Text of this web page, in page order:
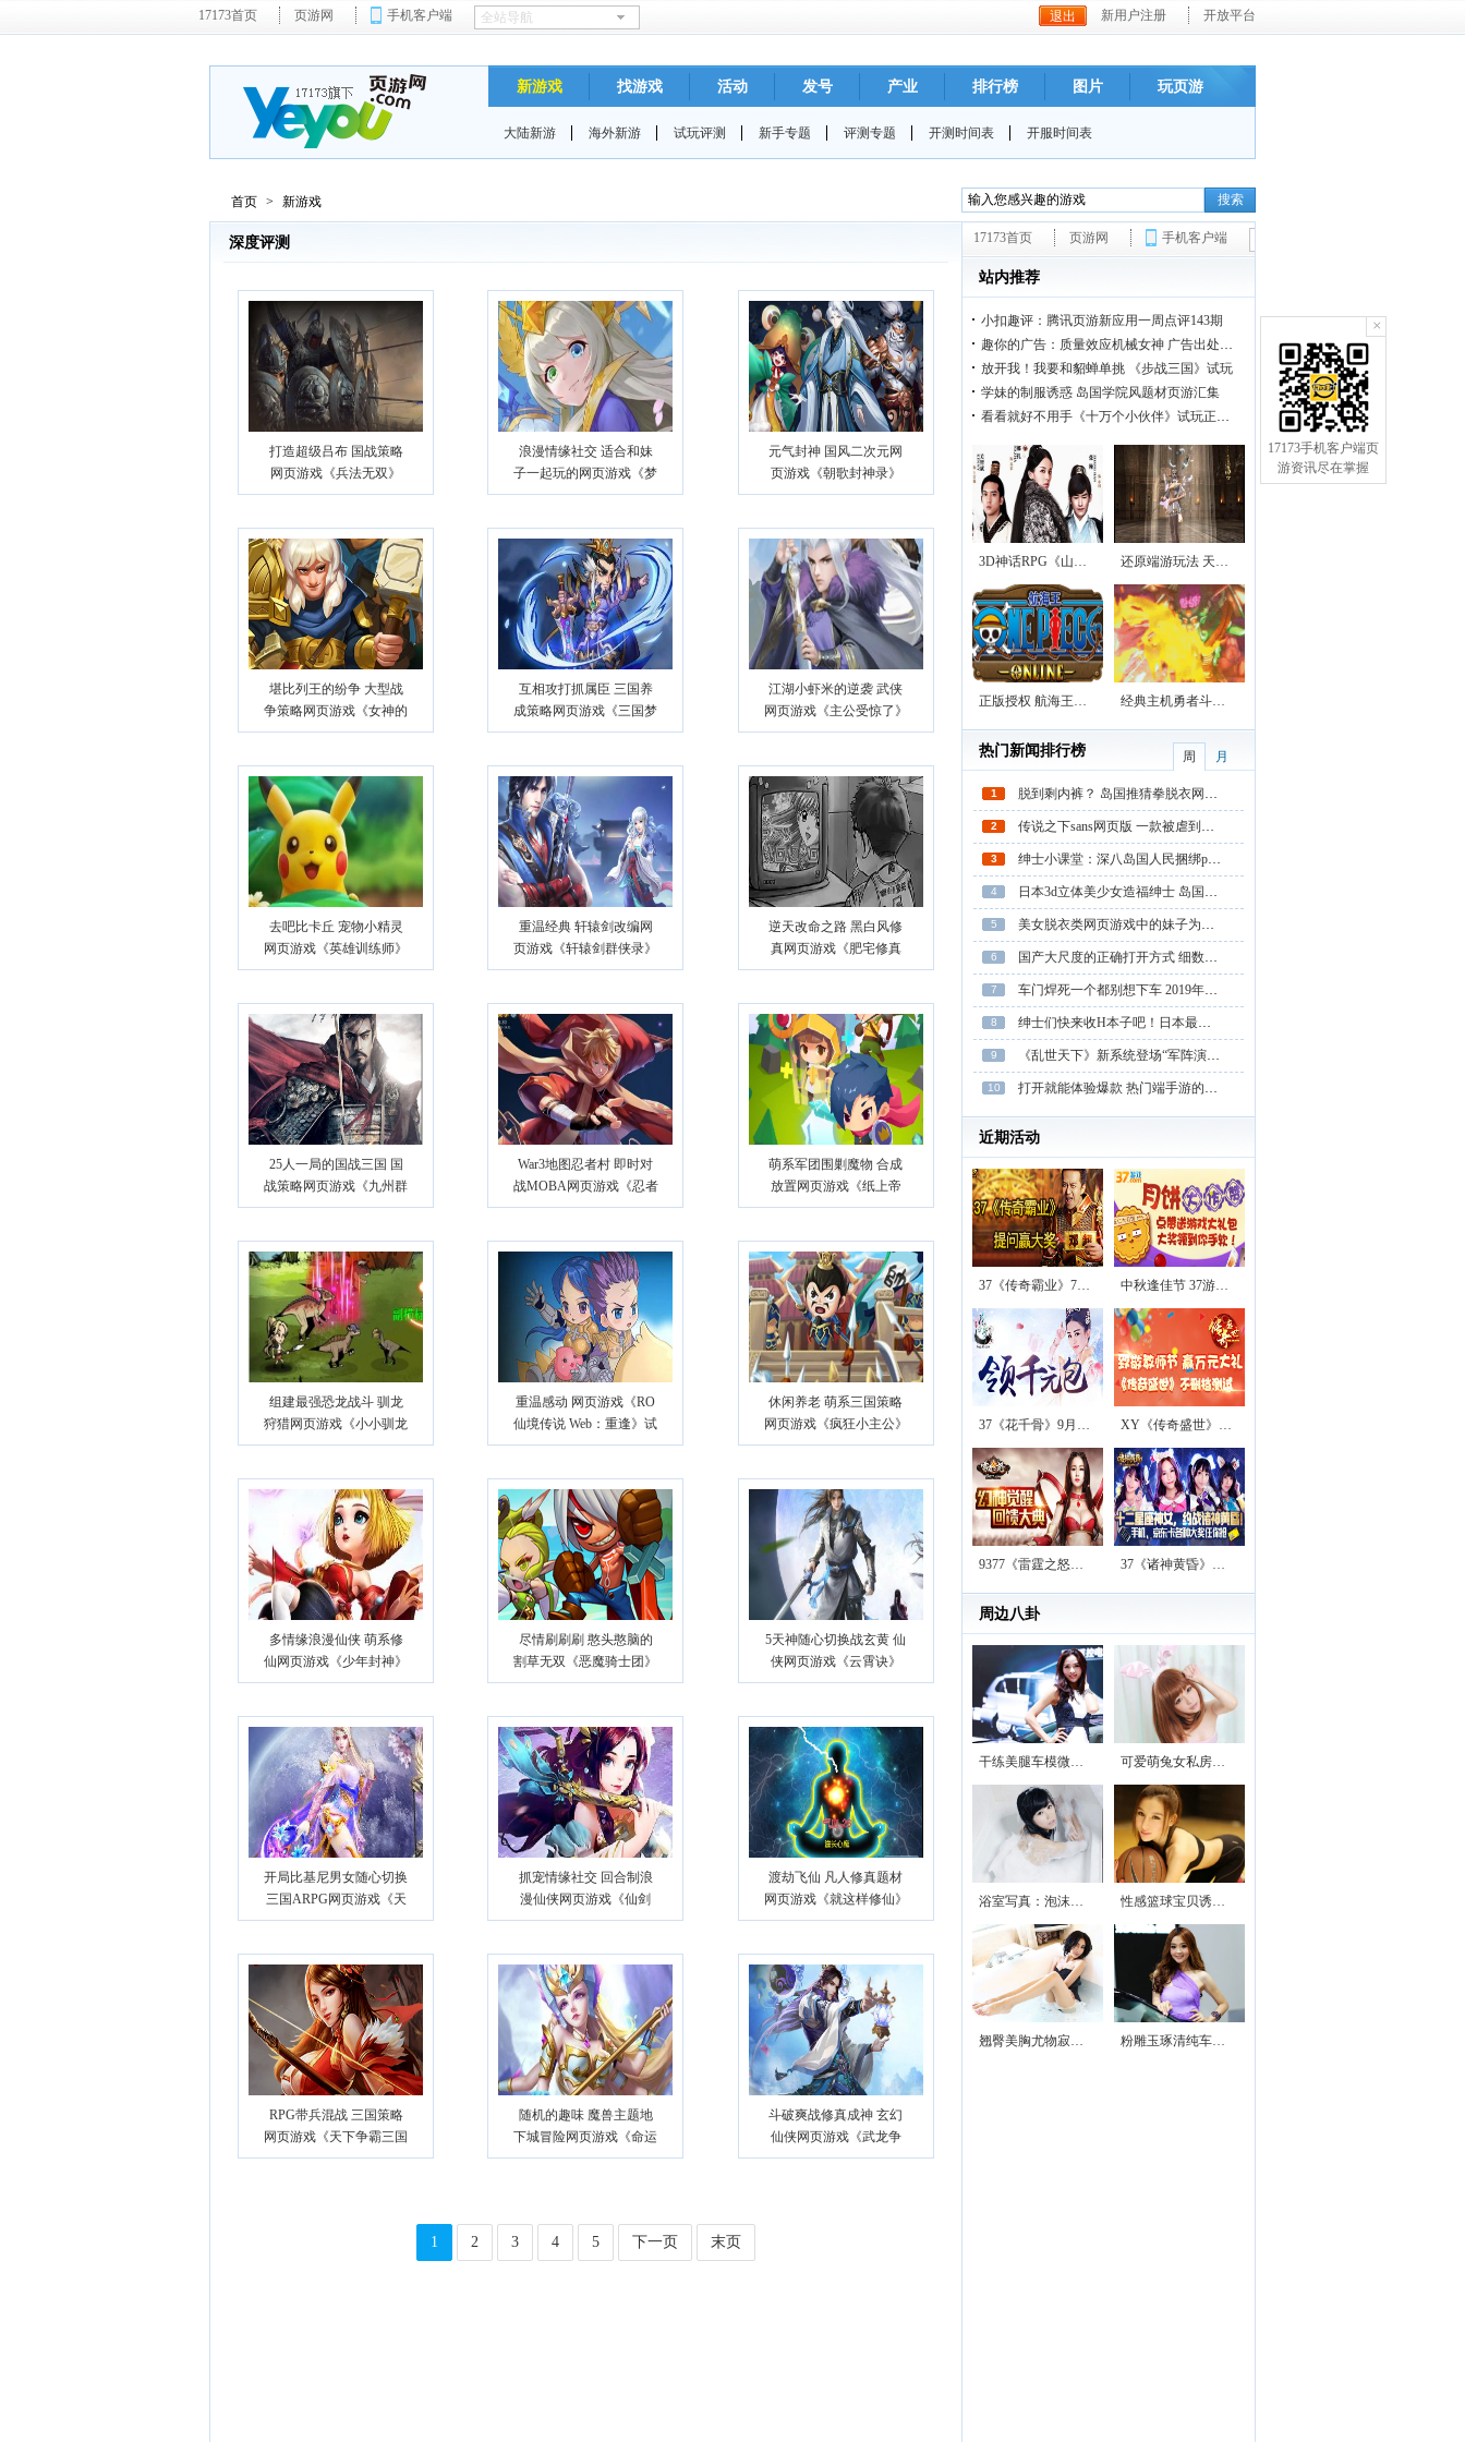
17173首页 页游网 手机客户端 新用户注册 开放平台
新游戏 找游戏 活动 发号 产业 排行榜 图片 玩页游
大陆新游 海外新游 试玩评测 新手专题 评测专题 开测时间表 开服时间表
首页 > 新游戏
深度评测
打造超级吕布 国战策略
网页游戏《兵法无双》
浪漫情缘社交 适合和妹
子一起玩的网页游戏《梦
幻契约》
元气封神 国风二次元网
页游戏《朝歌封神录》
堪比列王的纷争 大型战
争策略网页游戏《女神的
斗士》
互相攻打抓属臣 三国养
成策略网页游戏《三国梦
之队》
江湖小虾米的逆袭 武侠
网页游戏《主公受惊了》
去吧比卡丘 宠物小精灵
网页游戏《英雄训练师》
重温经典 轩辕剑改编网
页游戏《轩辕剑群侠录》
逆天改命之路 黑白风修
真网页游戏《肥宅修真
录》
25人一局的国战三国 国
战策略网页游戏《九州群
雄传》
War3地图忍者村 即时对
战MOBA网页游戏《忍者
村大战2》
萌系军团围剿魔物 合成
放置网页游戏《纸上帝
国》
组建最强恐龙战斗 驯龙
狩猎网页游戏《小小驯龙
师》
重温感动 网页游戏《RO
仙境传说 Web：重逢》试
玩
休闲养老 萌系三国策略
网页游戏《疯狂小主公》
多情缘浪漫仙侠 萌系修
仙网页游戏《少年封神》
尽情刷刷刷 憨头憨脑的
割草无双《恶魔骑士团》
试玩
5天神随心切换战玄黄 仙
侠网页游戏《云霄诀》
开局比基尼男女随心切换
三国ARPG网页游戏《天
骄无双》
抓宠情缘社交 回合制浪
漫仙侠网页游戏《仙剑
缘》
渡劫飞仙 凡人修真题材
网页游戏《就这样修仙》
RPG带兵混战 三国策略
网页游戏《天下争霸三国
志》
随机的趣味 魔兽主题地
下城冒险网页游戏《命运
战歌》
斗破爽战修真成神 玄幻
仙侠网页游戏《武龙争
道》
1 2 3 4 5 下一页 末页
×
17173手机客户端页
游资讯尽在掌握